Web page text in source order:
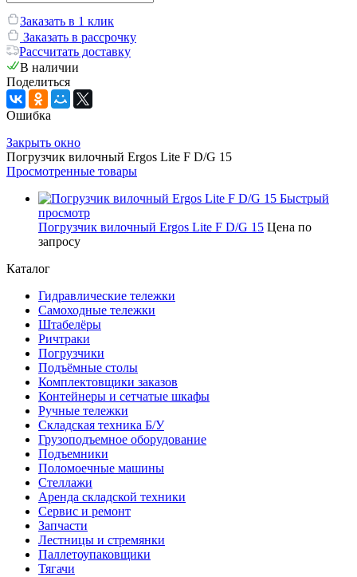
Заказать в 1 клик
Заказать в рассрочку
Рассчитать доставку
В наличии
Поделиться
Ошибка
Закрыть окно
Погрузчик вилочный Ergos Lite F D/G 15
Просмотренные товары
Быстрый
просмотр
Погрузчик вилочный Ergos Lite F D/G 15 Цена по
запросу
Каталог
Гидравлические тележки
Самоходные тележки
Штабелёры
Ричтраки
Погрузчики
Подъёмные столы
Комплектовщики заказов
Контейнеры и сетчатые шкафы
Ручные тележки
Складская техника Б/У
Грузоподъемное оборудование
Подъемники
Поломоечные машины
Стеллажи
Аренда складской техники
Сервис и ремонт
Запчасти
Лестницы и стремянки
Паллетоупаковщики
Тягачи